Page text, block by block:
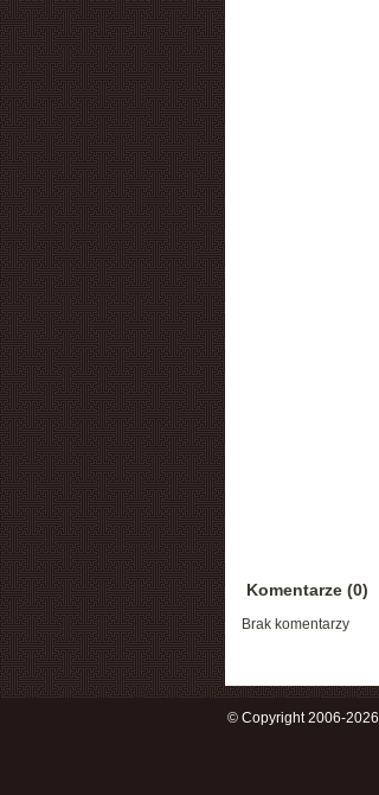
Komentarze (0)
Brak komentarzy
© Copyright 2006-2026